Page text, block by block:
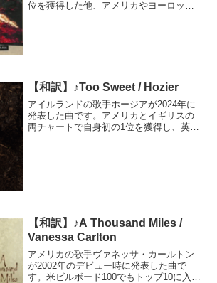
位を獲得した他、アメリカやヨーロッパ
【和訳】♪Too Sweet / Hozier
アイルランドの歌手ホージアが2024年に
発表した曲です。アメリカとイギリスの
両チャートで自身初の1位を獲得し、英語
【和訳】♪A Thousand Miles /
Vanessa Carlton
アメリカの歌手ヴァネッサ・カールトン
が2002年のデビュー時に発表した曲で
す。米ビルボード100でもトップ10に入